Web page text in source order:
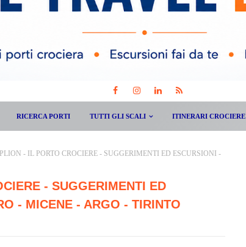
RICERCA PORTI TUTTI GLI SCALI ITINERARI CROCIERE
- IL PORTO CROCIERE - SUGGERIMENTI ED ESCURSIONI -
- SUGGERIMENTI ED
- MICENE - ARGO - TIRINTO